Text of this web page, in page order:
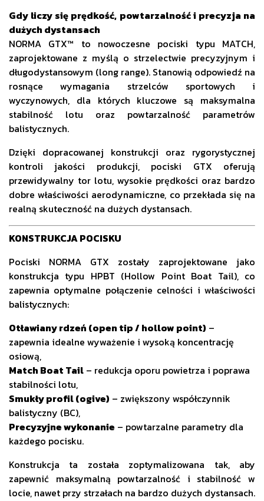
Gdy liczy się prędkość, powtarzalność i precyzja na
dużych dystansach
NORMA GTX™ to nowoczesne pociski typu MATCH,
zaprojektowane z myślą o strzelectwie precyzyjnym i
długodystansowym (long range). Stanowią odpowiedź na
rosnące wymagania strzelców sportowych i
wyczynowych, dla których kluczowe są maksymalna
stabilność lotu oraz powtarzalność parametrów
balistycznych.
Dzięki dopracowanej konstrukcji oraz rygorystycznej
kontroli jakości produkcji, pociski GTX oferują
przewidywalny tor lotu, wysokie prędkości oraz bardzo
dobre właściwości aerodynamiczne, co przekłada się na
realną skuteczność na dużych dystansach.
KONSTRUKCJA POCISKU
Pociski NORMA GTX zostały zaprojektowane jako
konstrukcja typu HPBT (Hollow Point Boat Tail), co
zapewnia optymalne połączenie celności i właściwości
balistycznych:
Otławiany rdzeń (open tip / hollow point) –
zapewnia idealne wyważenie i wysoką koncentrację
osiową,
Match Boat Tail – redukcja oporu powietrza i poprawa
stabilności lotu,
Smukły profil (ogive) – zwiększony współczynnik
balistyczny (BC),
Precyzyjne wykonanie – powtarzalne parametry dla
każdego pocisku.
Konstrukcja ta została zoptymalizowana tak, aby
zapewnić maksymalną powtarzalność i stabilność w
locie, nawet przy strzałach na bardzo dużych dystansach.